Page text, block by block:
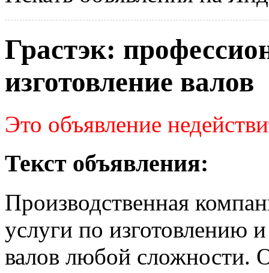
Грастэк:
изготовление валов
Это объявление
Текст объявления:
Производственная
услуги по изготовлению
валов любой сложности.